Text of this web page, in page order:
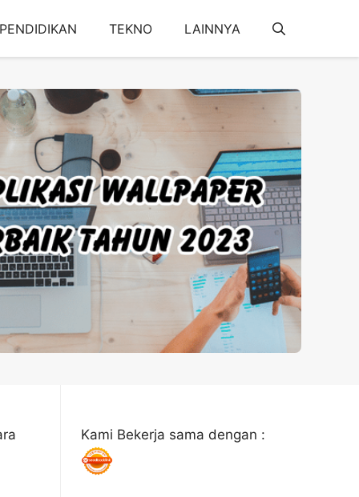
PENDIDIKAN TEKNO LAINNYA
Kami Bekerja sama dengan :